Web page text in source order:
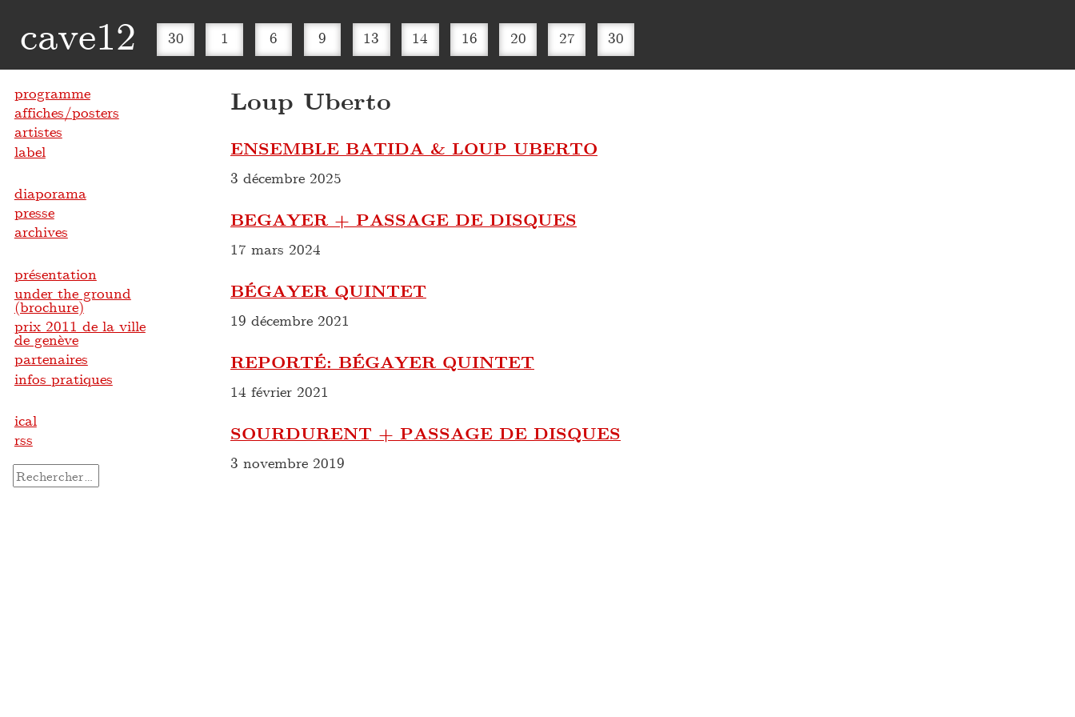
cave12 30 1 6 9 13 14 16 20 27 30
Loup Uberto
ENSEMBLE BATIDA & LOUP UBERTO
3 décembre 2025
BEGAYER + PASSAGE DE DISQUES
17 mars 2024
BÉGAYER QUINTET
19 décembre 2021
REPORTÉ: BÉGAYER QUINTET
14 février 2021
SOURDURENT + PASSAGE DE DISQUES
3 novembre 2019
programme
affiches/posters
artistes
label
diaporama
presse
archives
présentation
under the ground
(brochure)
prix 2011 de la ville
de genève
partenaires
infos pratiques
ical
rss
Rechercher :